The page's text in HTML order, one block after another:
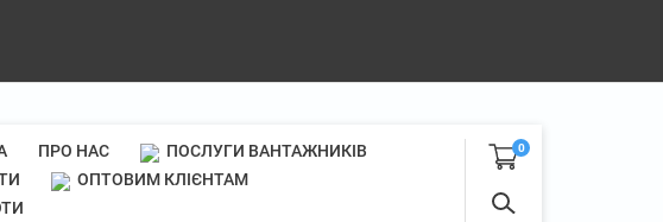
ПРО НАС
ПОСЛУГИ ВАНТАЖНИКІВ
ОПТОВИМ КЛІЄНТАМ
0